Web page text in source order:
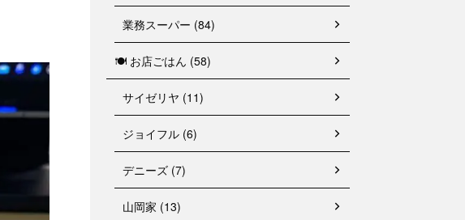
業務スーパー (84)
🍽 お店ごはん (58)
サイゼリヤ (11)
ジョイフル (6)
デニーズ (7)
山岡家 (13)